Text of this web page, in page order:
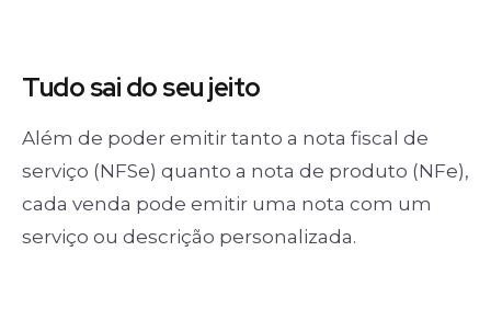
Tudo saido seu jeito
Além de poder emitir tanto a nota fiscal de
serviço (NFSe) quanto a nota de produto (NFe),
cada venda pode emitir uma nota com um
serviço ou descrição personalizada.